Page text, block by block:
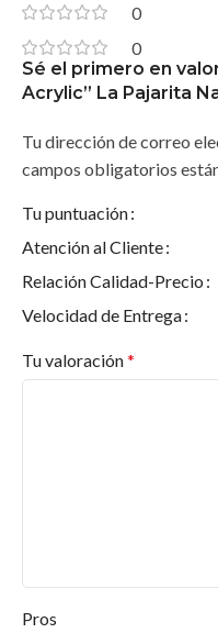
0
0
Sé el primero en
Acrylic” La Pajarita
Tu dirección de correo
campos obligatorios
Tu puntuación
Atención al Cliente
Relación Calidad-Precio
Velocidad de Entrega
Tu valoración*
Pros